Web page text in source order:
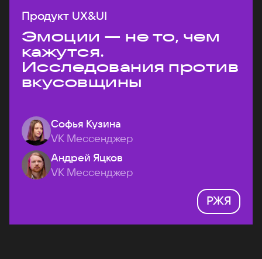
Продукт UX&UI
Эмоции — не то, чем
кажутся.
Исследования против
вкусовщины
Софья Кузина
VK Мессенджер
Андрей Яцков
VK Мессенджер
РЖЯ